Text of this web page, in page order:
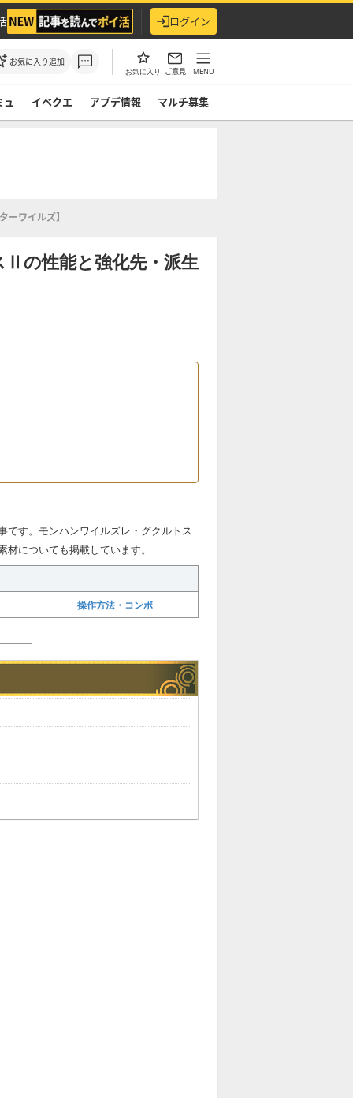
ログイン
お気に入り追加
お気に入り ご意見 MENU
ュ イベクエ アプデ情報 マルチ募集
ワイルズ】
の性能と強化先・派生
す。モンハンワイルズレ・グクルトス
についても掲載しています。
操作方法・コンボ